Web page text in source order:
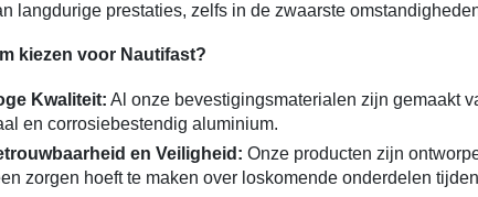
langdurige prestaties, zelfs in de zwaarste
kiezen voor Nautifast?
Kwaliteit: Al onze bevestigingsmaterialen zijn gemaakt
en corrosiebestendig aluminium.
en Veiligheid: Onze producten zijn
zorgen hoeft te maken over loskomende onderdelen